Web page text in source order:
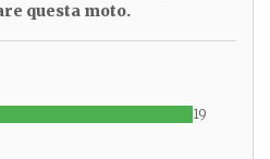
questa moto.
19